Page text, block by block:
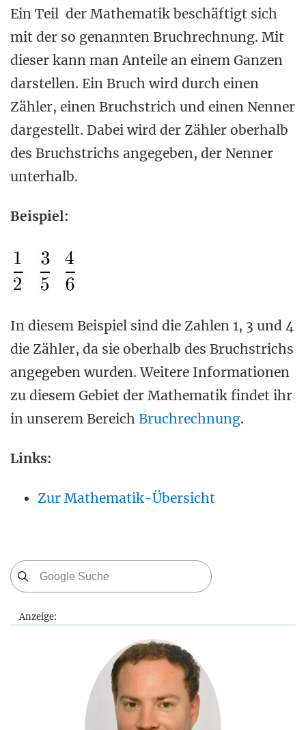
Ein Teil der Mathematik beschäftigt sich
mit der so genannten Bruchrechnung. Mit
dieser kann man Anteile an einem Ganzen
darstellen. Ein Bruch wird durch einen
Zähler, einen Bruchstrich und einen Nenner
dargestellt. Dabei wird der Zähler oberhalb
des Bruchstrichs angegeben, der Nenner
unterhalb.
Beispiel:
In diesem Beispiel sind die Zahlen 1, 3 und 4
die Zähler, da sie oberhalb des Bruchstrichs
angegeben wurden. Weitere Informationen
zu diesem Gebiet der Mathematik findet ihr
in unserem Bereich Bruchrechnung.
Links:
Zur Mathematik-Übersicht
Anzeige: